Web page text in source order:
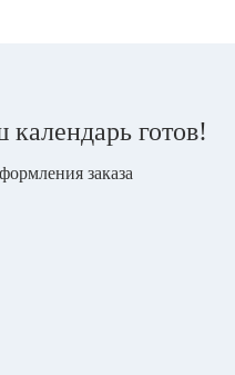
готов!
заказа